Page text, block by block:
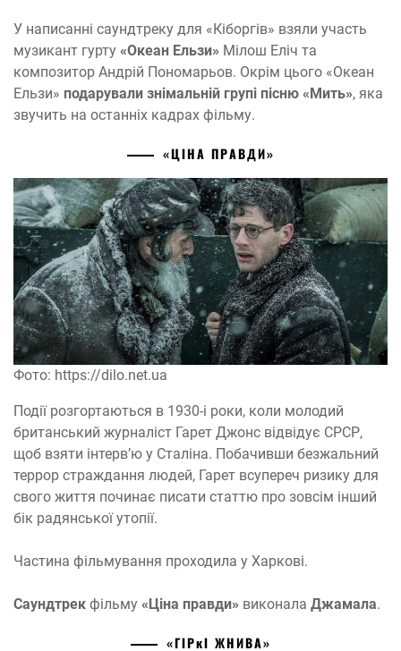
У написанні саундтреку для «Кіборгів» взяли участь
музикант гурту «Океан Ельзи» Мілош Еліч та
композитор Андрій Пономарьов. Окрім цього «Океан
Ельзи» подарували знімальній групі пісню «Мить», яка
звучить на останніх кадрах фільму.
«ЦІНА ПРАВДИ»
Фото: https://dilo.net.uа
Події розгортаються в 1930-і роки, коли молодий
британський журналіст Гарет Джонс відвідує СРСР,
щоб взяти інтерв’ю у Сталіна. Побачивши безжальний
террор страждання людей, Гарет всупереч ризику для
свого життя починає писати статтю про зовсім інший
бік радянської утопії.
Частина фільмування проходила у Харкові.
Саундтрек фільму «Ціна правди» виконала Джамала.
«ГІРĸІ ЖНИВА»